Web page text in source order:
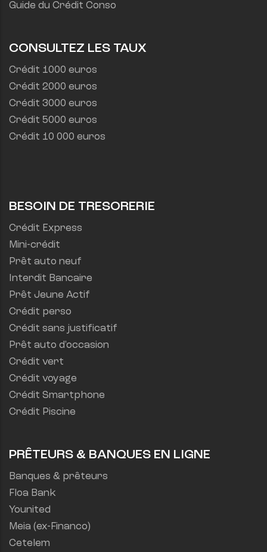
Guide du Crédit Conso
CONSULTEZ LES TAUX
Crédit 1000 euros
Crédit 2000 euros
Crédit 3000 euros
Crédit 5000 euros
Crédit 10 000 euros
BESOIN DE TRESORERIE
Crédit Express
Mini-crédit
Prêt auto neuf
Interdit Bancaire
Prêt Jeune Actif
Crédit perso
Crédit sans justificatif
Prêt auto d'occasion
Crédit vert
Crédit voyage
Crédit Smartphone
Crédit Piscine
PRÊTEURS & BANQUES EN LIGNE
Banques & prêteurs
Floa Bank
Younited
Meia (ex-Financo)
Cetelem